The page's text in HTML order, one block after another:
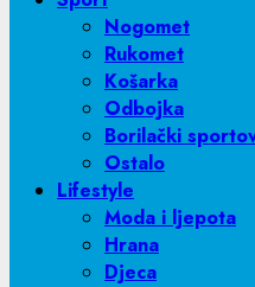
Nogomet
Rukomet
Košarka
Odbojka
Borilački
Ostalo
Lifestyle
Moda i ljepota
Hrana
Djeca